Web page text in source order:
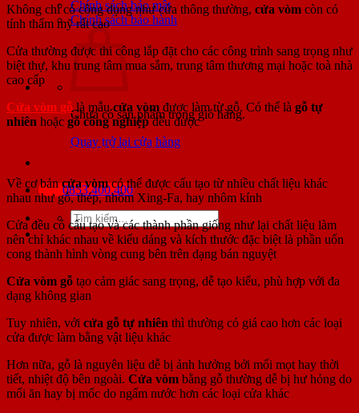
Chính sách bảo mật
Chính sách bảo hành
Chưa có sản phẩm trong giỏ hàng.
Quay trở lại cửa hàng
0853.400.400
Tìm
kiếm:
Không chỉ có công dụng như cửa thông thường, cửa vòm còn có
tính thẩm mỹ rất cao
Cửa thường được thi công lắp đặt cho các công trình sang trọng như
biệt thự, khu trung tâm mua sắm, trung tâm thương mại hoặc toà nhà
cao cấp
Cửa vòm gỗlà mẫucửa vòm được làm từ gỗ. Có thể là gỗ tự
nhiên hoặc gỗ công nghiệpđều được
Cấu Tạo Cửa Vòm Gỗ
Về cơ bảncửa vòmcó thể được cấu tạo từ nhiều chất liệu khác
nhau như gỗ, thép, nhôm Xing-Fa, hay nhôm kính
Cửa đều có cấu tạo và các thành phần giống như lại chất liệu làm
nên chỉ khác nhau về kiểu dáng và kích thước đặc biệt là phần uốn
cong thành hình vòng cung bên trên dạng bán nguyệt
Cửa vòm gỗ tạo cảm giác sang trọng, dễ tạo kiểu, phù hợp với đa
dạng không gian
Tuy nhiên, với cửa gỗ tự nhiên thì thường có giá cao hơn các loại
cửa được làm bằng vật liệu khác
Hơn nữa, gỗ là nguyên liệu dễ bị ảnh hưởng bởi mối mọt hay thời
tiết, nhiệt độ bên ngoài. Cửa vòm bằng gỗ thường dễ bị hư hỏng do
mối ăn hay bị mốc do ngấm nước hơn các loại cửa khác